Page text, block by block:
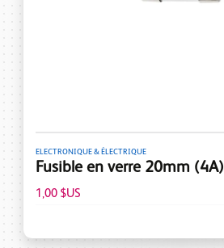
ELECTRONIQUE & ÉLECTRIQUE
Fusible en verre 20mm (4A)
1,00 $US